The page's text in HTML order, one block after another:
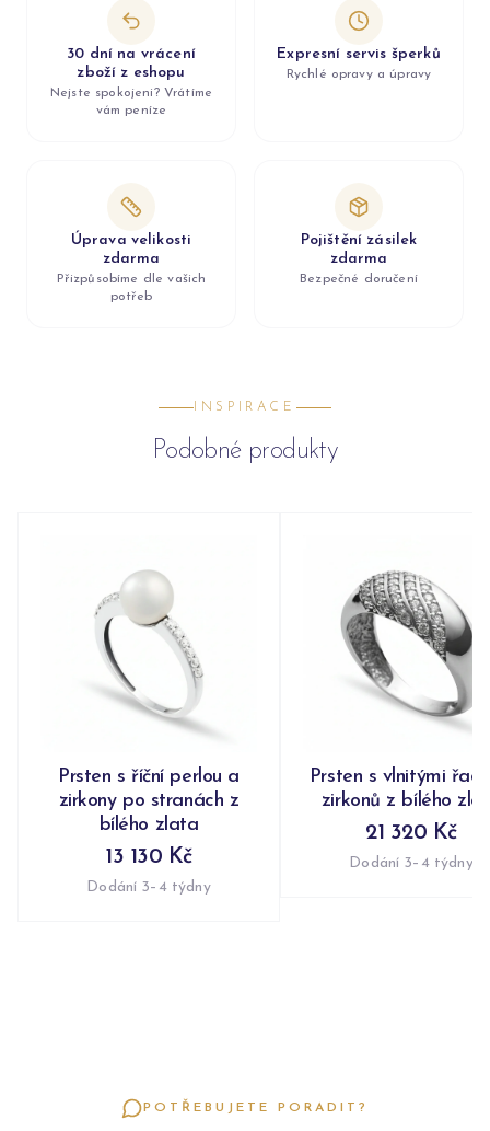
30 dní na vrácení
zboží z eshopu
Nejste spokojeni? Vrátíme
vám peníze
Expresní servis šperků
Rychlé opravy a úpravy
Úprava velikosti
zdarma
Přizpůsobíme dle vašich
potřeb
Pojištění zásilek
zdarma
Bezpečné doručení
INSPIRACE
Podobné produkty
Prsten s říční perlou a
zirkony po stranách z
bílého zlata
13 130 Kč
Dodání 3–4 týdny
Prsten s vlnitými
zirkonů z bílého
21 320 Kč
Dodání 3–4 týdny
POTŘEBUJETE PORADIT?